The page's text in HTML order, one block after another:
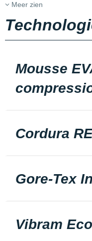
Meer zien
Mousse
Cordura
Gore-Tex
Vibram